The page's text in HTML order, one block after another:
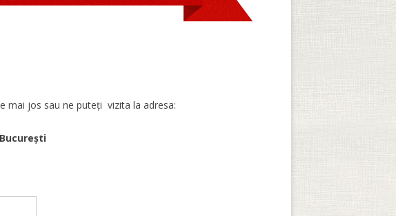
mai jos sau ne puteți vizita la adresa: